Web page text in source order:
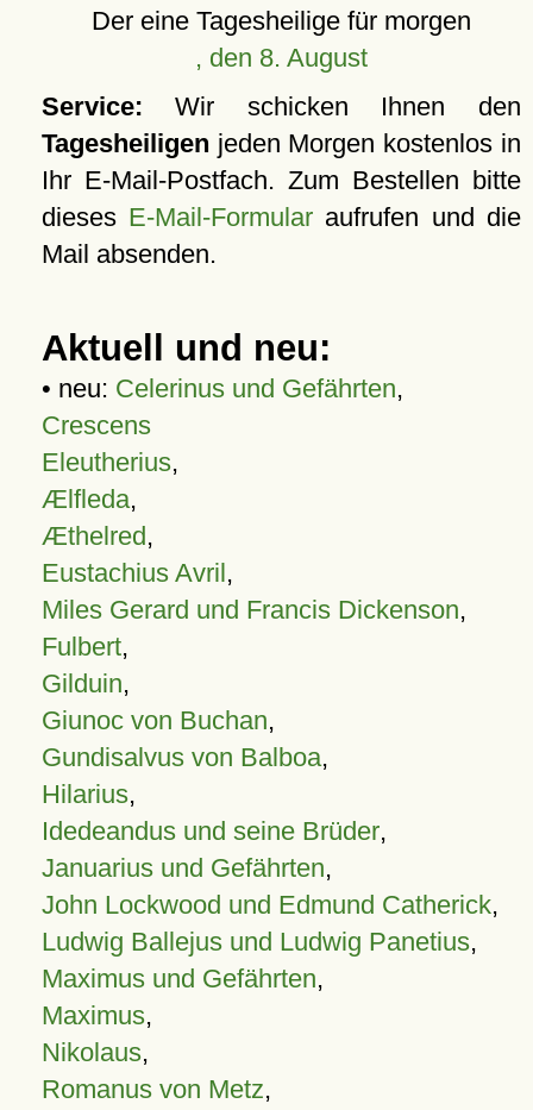
Der eine Tagesheilige für morgen
, den 8. August
Service: Wir schicken Ihnen den
Tagesheiligen jeden Morgen kostenlos in
Ihr E-Mail-Postfach. Zum Bestellen bitte
dieses E-Mail-Formular aufrufen und die
Mail absenden.
Aktuell und neu:
• neu: Celerinus und Gefährten,
Crescens
Eleutherius,
Ælfleda,
Æthelred,
Eustachius Avril,
Miles Gerard und Francis Dickenson,
Fulbert,
Gilduin,
Giunoc von Buchan,
Gundisalvus von Balboa,
Hilarius,
Idedeandus und seine Brüder,
Januarius und Gefährten,
John Lockwood und Edmund Catherick,
Ludwig Ballejus und Ludwig Panetius,
Maximus und Gefährten,
Maximus,
Nikolaus,
Romanus von Metz,